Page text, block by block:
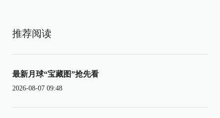
推荐阅读
最新月球“宝藏图”抢先看
2026-08-07 09:48